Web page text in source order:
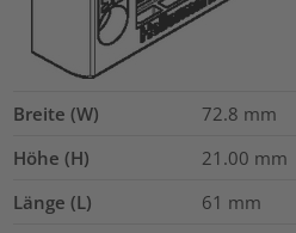
Breite (W) 72.8 mm
Höhe (H)
21.00 mm
Länge (L)
61 mm